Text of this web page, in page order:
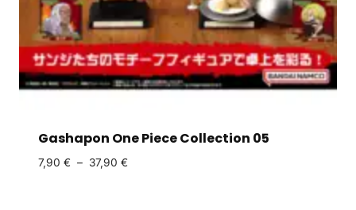
Gashapon One Piece Collection 05
7,90 € – 37,90 €